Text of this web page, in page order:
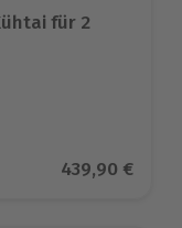
für 2
Aktueller
439,90 €